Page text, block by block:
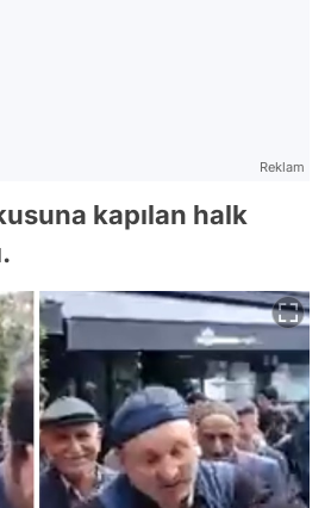
Reklam
kapılan halk